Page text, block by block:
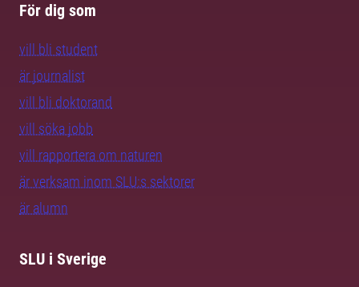
För dig som
vill bli student
är journalist
vill bli doktorand
vill söka jobb
vill rapportera om naturen
är verksam inom SLU:s sektorer
är alumn
SLU i Sverige